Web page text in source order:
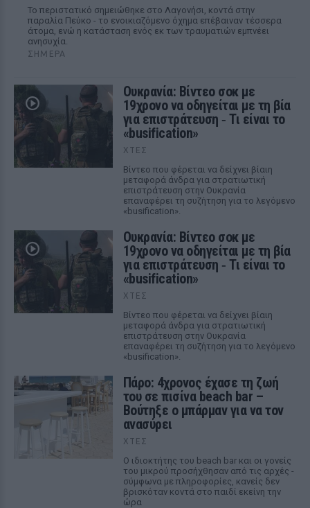
Το περιστατικό σημειώθηκε στο Λαγονήσι, κοντά στην
παραλία Πεύκο - το ενοικιαζόμενο όχημα επέβαιναν τέσσερα
άτομα, ενώ η κατάσταση ενός εκ των τραυματιών εμπνέει
ανησυχία.
ΣΉΜΕΡΑ
Ουκρανία: Βίντεο σοκ με
19χρονο να οδηγείται με τη βία
για επιστράτευση ‑ Τι είναι το
«busification»
ΧΤΕΣ
Βίντεο που φέρεται να δείχνει βίαιη
μεταφορά άνδρα για στρατιωτική
επιστράτευση στην Ουκρανία
επαναφέρει τη συζήτηση για το λεγόμενο
«busification».
Ουκρανία: Βίντεο σοκ με
19χρονο να οδηγείται με τη βία
για επιστράτευση ‑ Τι είναι το
«busification»
ΧΤΕΣ
Βίντεο που φέρεται να δείχνει βίαιη
μεταφορά άνδρα για στρατιωτική
επιστράτευση στην Ουκρανία
επαναφέρει τη συζήτηση για το λεγόμενο
«busification».
Πάρο: 4χρονος έχασε τη ζωή
του σε πισίνα beach bar –
Βούτηξε ο μπάρμαν για να τον
ανασύρει
ΧΤΕΣ
Ο ιδιοκτήτης του beach bar και οι γονείς
του μικρού προσήχθησαν από τις αρχές -
σύμφωνα με πληροφορίες, κανείς δεν
βρισκόταν κοντά στο παιδί εκείνη την
ώρα